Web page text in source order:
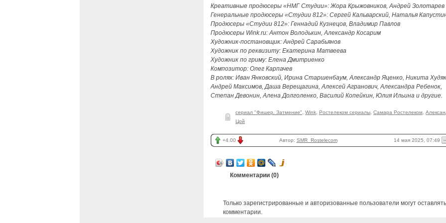
Креативные продюсеры «НМГ Студии»: Жора Крыжовников, Андрей Золотарев
Генеральные продюсеры «Студии 812»: Сергей Кальварский, Наталья
Продюсеры «Студии 812»: Геннадий Кузнецов, Владимир Павлов
Продюсеры Wink.ru: Антон Володькин, Александр Косарим
Художник-постановщик: Андрей Сарабьянов
Художник по реквизиту: Екатерина Матвеева
Художник по гриму: Елена Дмитриенко
Композитор: Олег Карпачев
В ролях: Иван Янковский, Ирина Старшенбаум, Александр Яценко, Никита
Андрей Максимов, Даша Верещагина, Алексей Агранович, Александра Ребенок,
Степан Девонин, Алена Долголенко, Василий Копейкин, Юлия Ильина и другие.
сериал "Фишер. Затмение" Wink Ростелеком сериалы Самара Ростелеком
Цой
+4.00 Автор: SMR_Rostelecom 14 мая 2025, 07:49
Комментарии (0)
Только зарегистрированные и авторизованные пользователи могут оставлять
комментарии.